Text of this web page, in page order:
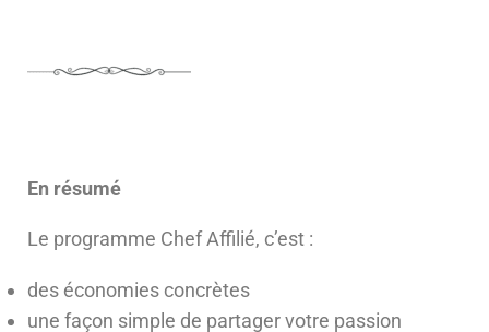
En résumé
Le programme Chef Affilié, c’est :
des économies concrètes
une façon simple de partager votre passion